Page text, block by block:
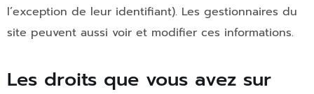
l’exception de leur identifiant). Les gestionnaires du
site peuvent aussi voir et modifier ces informations.
Les droits que vous avez sur